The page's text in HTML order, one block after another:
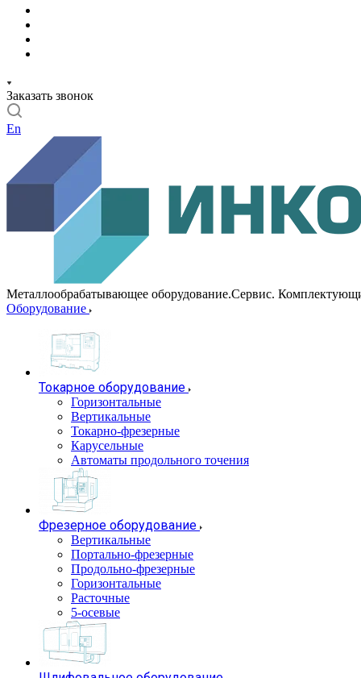
Заказать звонок
En
Металлообрабатывающее оборудование.Сервис.
Оборудование
Токарное оборудование
Горизонтальные
Вертикальные
Токарно-фрезерные
Карусельные
Автоматы продольного точения
Фрезерное оборудование
Вертикальные
Портально-фрезерные
Продольно-фрезерные
Горизонтальные
Расточные
5-осевые